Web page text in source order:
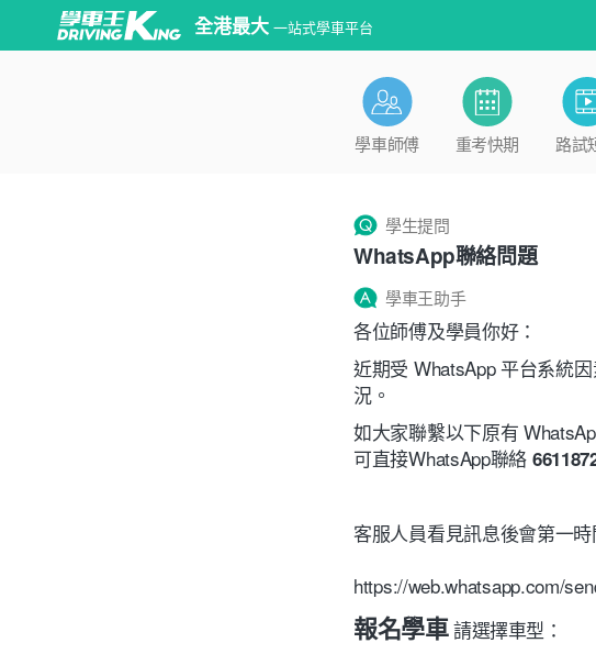
全港最大 一站式學車平台
學車師傅 重考快期 路試
學生提問
WhatsApp聯絡問題
學車王助手
各位師傅及學員你好：
近期受 WhatsApp 平台系統
況。
如大家聯繫以下原有
可直接WhatsApp聯絡
客服人員看見訊息後會第一
https://web.whatsapp.com/
報名學車請選擇車型：